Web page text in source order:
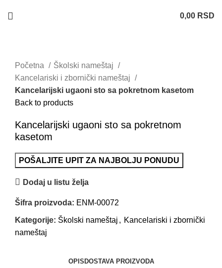
0,00 RSD
Početna
Školski nameštaj
Kancelariski i zbornički nameštaj
Kancelarijski ugaoni sto sa pokretnom kasetom
Back to products
Kancelarijski ugaoni sto sa pokretnom
kasetom
POŠALJITE UPIT ZA NAJBOLJU PONUDU
Dodaj u listu želja
Šifra proizvoda: ENM-00072
Kategorije: Školski nameštaj , Kancelariski i zbornički
nameštaj
OPIS DOSTAVA PROIZVODA